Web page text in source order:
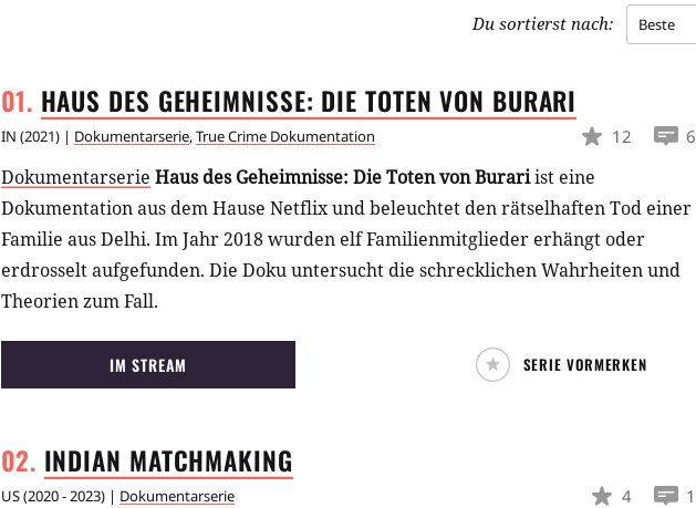
Du sortierst nach: Beste
HAUS DES GEHEIMNISSE: DIE TOTEN VON BURARI
IN (2021) | Dokumentarserie,True Crime Dokumentation 12 6
Dokumentarserie Haus des Geheimnisse: Die Toten von Burariist eine
Dokumentation aus dem Hause Netflix und beleuchtet den rätselhaften Tod einer
Familie aus Delhi. Im Jahr 2018 wurden elf Familienmitglieder erhängt oder
erdrosselt aufgefunden. Die Doku untersucht die schrecklichen Wahrheiten und
Theorien zum Fall.
IM STREAM SERIE VORMERKEN
INDIAN MATCHMAKING
US(2020 - 2023) | Dokumentarserie 4 1